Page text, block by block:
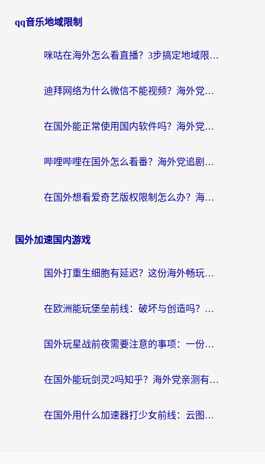
qq音乐地域限制
咪咕在海外怎么看直播？3步搞定地域限制，还能畅看腾讯视频与国内热剧
迪拜网络为什么微信不能视频？海外党必看的回国加速全攻略
在国外能正常使用国内软件吗？海外党亲测有效的无缝访问指南
哔哩哔哩在国外怎么看番？海外党追剧看片的终极解决方案
在国外想看爱奇艺版权限制怎么办？海外华人必看的追剧自由指南
国外加速国内游戏
国外打重生细胞有延迟？这份海外畅玩国服游戏加速器终极指南请收好
在欧洲能玩堡垒前线：破坏与创造吗？海外党国服游戏不卡顿的秘密
国外玩星战前夜需要注意的事项：一份来自老玩家的网络生存指南
在国外能玩剑灵2吗知乎？海外党亲测有效的国服游戏加速指南
在国外用什么加速器打少女前线：云图计划不卡？一个老玩家的掏心分享